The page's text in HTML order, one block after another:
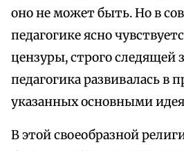
оно не может быть. Но в
педагогике ясно
цензуры, строго следящей
педагогика развивалась в
указанных основными
В этой своеобразной